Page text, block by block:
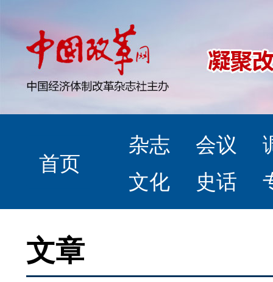
首页
杂志 会议
文化
史话
文章